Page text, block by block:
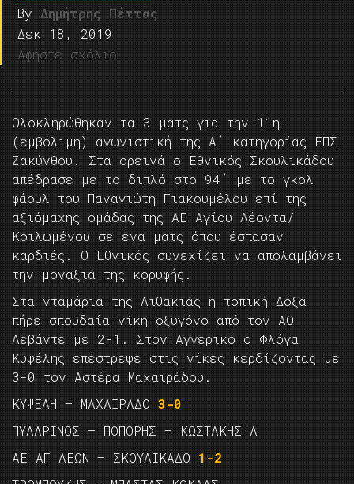
By Δημήτρης Πέττας
Δεκ 18, 2019
Αφήστε σχόλιο
Ολοκληρώθηκαν τα 3 ματς για την 11η
(εμβόλιμη) αγωνιστική της Α΄ κατηγορίας ΕΠΣ
Ζακύνθου. Στα ορεινά ο Εθνικός Σκουλικάδου
απέδρασε με το διπλό στο 94΄ με το γκολ
φάουλ του Παναγιώτη Γιακουμέλου επί της
αξιόμαχης ομάδας της ΑΕ Αγίου Λέοντα/
Κοιλωμένου σε ένα ματς όπου έσπασαν
καρδιές. Ο Εθνικός συνεχίζει να απολαμβάνει
την μοναξιά της κορυφής.
Στα νταμάρια της Λιθακιάς η τοπική Δόξα
πήρε σπουδαία νίκη οξυγόνο από τον ΑΟ
Λεβάντε με 2-1. Στον Αγγερικό ο Φλόγα
Κυψέλης επέστρεψε στις νίκες κερδίζοντας με
3-0 τον Αστέρα Μαχαιράδου.
ΚΥΨΕΛΗ – ΜΑΧΑΙΡΑΔΟ 3-0
ΠΥΛΑΡΙΝΟΣ – ΠΟΠΟΡΗΣ – ΚΩΣΤΑΚΗΣ Α
ΑΕ ΑΓ ΛΕΩΝ – ΣΚΟΥΛΙΚΑΔΟ 1-2